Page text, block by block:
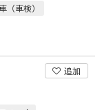
車（車検）
追加